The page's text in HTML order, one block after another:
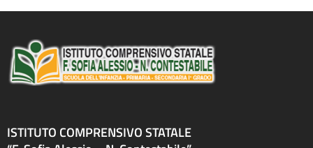
ISTITUTO COMPRENSIVO STATALE